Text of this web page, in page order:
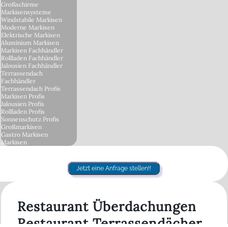
Großschirme
Markisensysteme
Windstabile Markisen
Moderne Markisen
Elektrische Markisen
Aluminium Markisen
Markisen Fachhändler
Rollladen Fachhändler
Jalousien Fachhändler
Terrassendach
Fachhändler
Terrassendach Profis
Markisen Profis
Jalousien Profis
Rollladen Profis
Sonnenschutz Profis
Großmarkisen
Gastro Markisen
Markisen
Jetzt eine Anfrage stellen!!
Restaurant Überdachungen
Restaurant Terrassendächer